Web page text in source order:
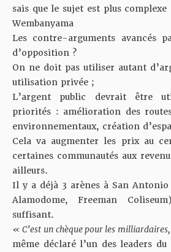
sais que le sujet est plus
Wembanyama
Les contre-arguments avancés
d’opposition ?
On ne doit pas utiliser autant
utilisation privée ;
L’argent public devrait être
priorités : amélioration des
environnementaux, création
Cela va augmenter les prix au
certaines communautés aux
ailleurs.
Il y a déjà 3 arènes à San
Alamodome, Freeman
suffisant.
« C’est un chèque pour les
même déclaré l’un des leaders